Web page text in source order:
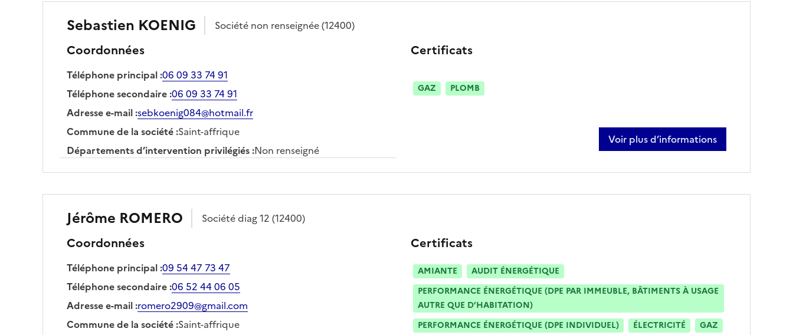
Sebastien KOENIG Société non renseignée(12400)
Coordonnées
Téléphone principal:06 09 33 74 91
Téléphone secondaire:06 09 33 74 91
Adresse e-mail:sebkoenig084@hotmail.fr
Commune de la société:Saint-affrique
Départements d’intervention privilégiés:Non renseigné
Certificats
GAZ PLOMB
Voir plus d’informations
sur sebastien koenig
Jérôme ROMERO Sociétédiag 12 (12400)
Coordonnées
Téléphone principal:09 54 47 73 47
Téléphone secondaire:06 52 44 06 05
Adresse e-mail:romero2909@gmail.com
Commune de la société:Saint-affrique
Certificats
AMIANTE
AUDIT ÉNERGÉTIQUE
PERFORMANCE ÉNERGÉTIQUE (DPE PAR IMMEUBLE, BÂTIMENTS À USAGE
AUTRE QUE D’HABITATION)
PERFORMANCE ÉNERGÉTIQUE (DPE INDIVIDUEL)
ÉLECTRICITÉ
GAZ